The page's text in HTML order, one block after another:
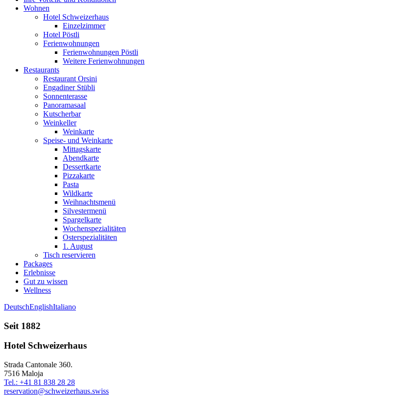
Wohnen
Hotel Schweizerhaus
Einzelzimmer
Hotel Pöstli
Ferienwohnungen
Ferienwohnungen Pöstli
Weitere Ferienwohnungen
Restaurants
Restaurant Orsini
Engadiner Stübli
Sonnenterasse
Panoramasaal
Kutscherbar
Weinkeller
Weinkarte
Speise- und Weinkarte
Mittagskarte
Abendkarte
Dessertkarte
Pizzakarte
Pasta
Wildkarte
Weihnachtsmenü
Silvestermenü
Spargelkarte
Wochenspezialitäten
Osterspezialitäten
1. August
Tisch reservieren
Packages
Erlebnisse
Gut zu wissen
Wellness
DeutschEnglishItaliano
Seit 1882
Hotel Schweizerhaus
Strada Cantonale 360.
7516 Maloja
Tel.: +41 81 838 28 28
reservation@schweizerhaus.swiss